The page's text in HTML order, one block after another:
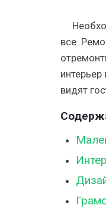
все.
видят